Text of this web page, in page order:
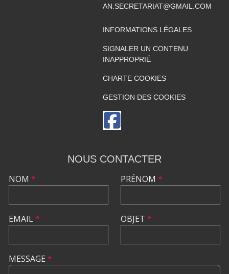
AN.SECRETARIAT@GMAIL.COM
INFORMATIONS LÉGALES
SIGNALER UN CONTENU
INAPPROPRIÉ
CHARTE COOKIES
GESTION DES COOKIES
NOUS CONTACTER
NOM *
EMAIL*
PRÉNOM *
OBJET *
MESSAGE *